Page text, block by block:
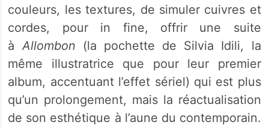
couleurs, les textures, de simuler cuivres et
cordes, pour in fine, offrir une suite
àAllombon (la pochette de Silvia Idili, la
même illustratrice que pour leur premier
album, accentuant l’effet sériel) qui est plus
qu’un prolongement, mais la réactualisation
de son esthétique à l’aune du contemporain.